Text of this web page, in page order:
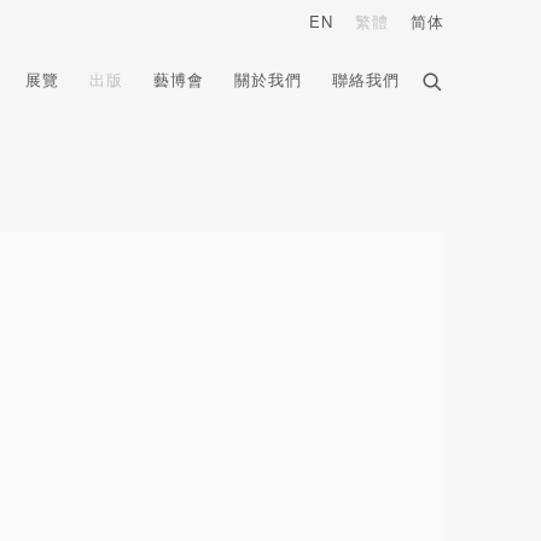
展覽 出版 藝博會 關於我們 聯絡我們
EN 繁體 简体